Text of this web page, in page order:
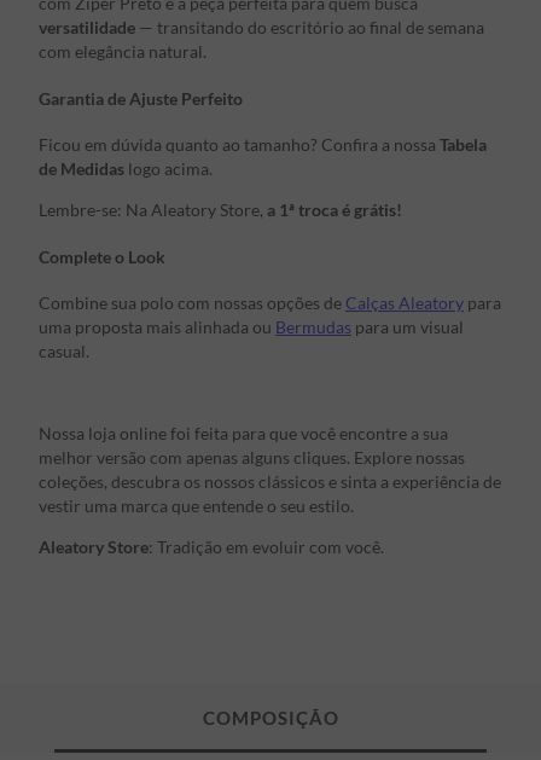
versatilidade — transitando do escritório ao final de semana
com elegância natural.
Garantia de Ajuste Perfeito
Ficou em dúvida quanto ao tamanho? Confira a nossa Tabela
de Medidas logo acima.
Lembre-se: Na Aleatory Store, a 1ª troca é grátis!
Complete o Look
Combine sua polo com nossas opções de Calças Aleatory para
uma proposta mais alinhada ou Bermudas para um visual
casual.
Nossa loja online foi feita para que você encontre a sua
melhor versão com apenas alguns cliques. Explore nossas
coleções, descubra os nossos clássicos e sinta a experiência de
vestir uma marca que entende o seu estilo.
Aleatory Store: Tradição em evoluir com você.